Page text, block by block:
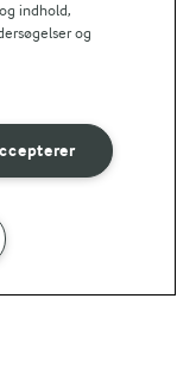
med stegte
indhold,
og